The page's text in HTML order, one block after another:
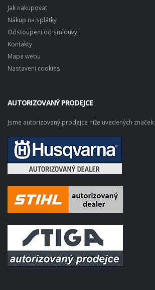
Jak nakupovat
Nákup na splátky
Odstoupení od smlouvy
Kontakty
Mapa webu
Nastavení cookies
AUTORIZOVANÝ PRODEJCE
Jsme autorizovaný prodejce níže uvedených značek: